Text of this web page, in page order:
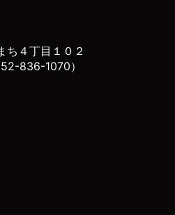
ち４丁目１０２
836-1070）